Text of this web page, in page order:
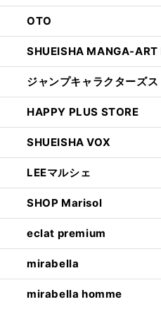
OTO
SHUEISHA MANGA-ART
ジャンプキャラクターズス
HAPPY PLUS STORE
SHUEISHA VOX
LEEマルシェ
SHOP Marisol
eclat premium
mirabella
mirabella homme